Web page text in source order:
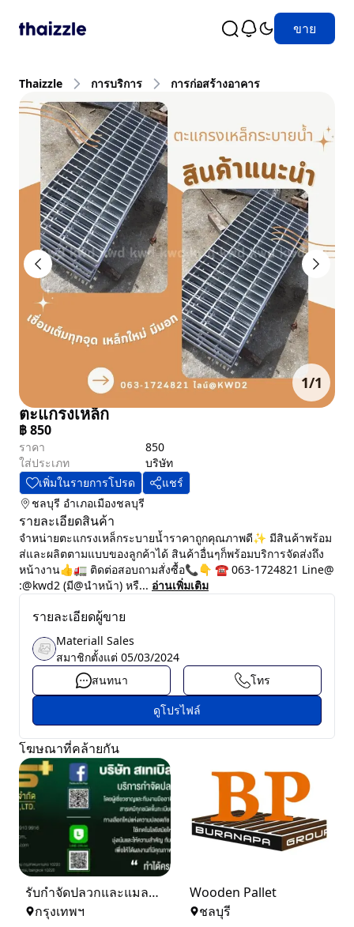
ขาย
Thaizzle การบริการ การก่อสร้างอาคาร
1/1
ตะแกรงเหล็ก
฿850
ราคา
850
ใส่ประเภท
บริษัท
เพิ่มในรายการโปรด
แชร์
ชลบุรี อำเภอเมืองชลบุรี
รายละเอียดสินค้า
จำหน่ายตะแกรงเหล็กระบายน้ำราคาถูกคุณภาพดี✨ มีสินค้าพร้อม
ส่และผลิตตามแบบของลูกค้าได้ สินค้าอื่นๆก็พร้อมบริการจัดส่งถึง
หน้างาน👍🚛 ติดต่อสอบถามสั่งซื้อ📞👇 ☎️ 063-1724821 Line@
:@kwd2 (มี@นำหน้า) หรื... อ่านเพิ่มเติม
รายละเอียดผู้ขาย
Materiall Sales
สมาชิกตั้งแต่ 05/03/2024
สนทนา
โทร
ดูโปรไฟล์
โฆษณาที่คล้ายกัน
รับกำจัดปลวกและแมลง ในราคาเริ่มเพียง 3,500 บาท
กรุงเทพฯ
Wooden Pallet
ชลบุรี